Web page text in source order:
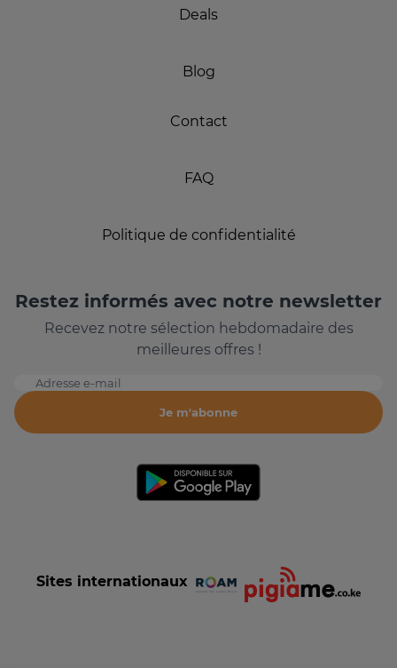
Deals
Blog
Contact
FAQ
Politique de confidentialité
Restez informés avec notre newsletter
Recevez notre sélection hebdomadaire des
meilleures offres !
Adresse e-mail
Je m'abonne
Sites internationaux